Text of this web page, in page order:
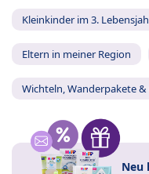
Kleinkinder im 3.
Eltern in meiner Region
Wichteln, Wanderpakete &
Neu